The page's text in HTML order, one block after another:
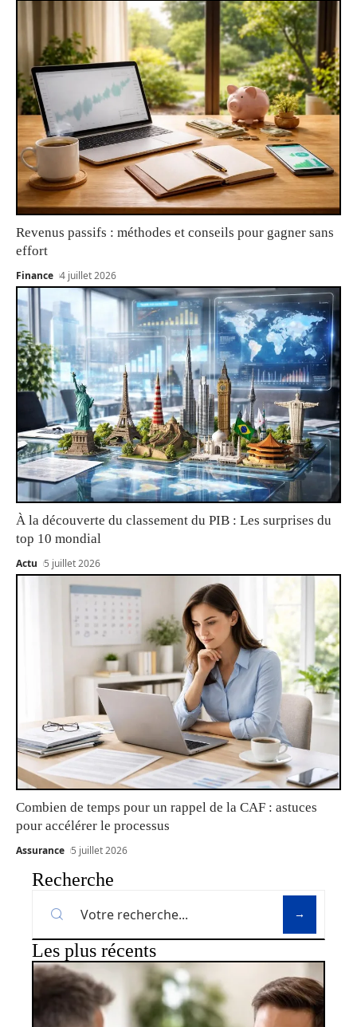
Revenus passifs : méthodes et conseils pour gagner sans
effort
Finance 4 juillet 2026
À la découverte du classement du PIB : Les surprises du
top 10 mondial
Actu 5 juillet 2026
Combien de temps pour un rappel de la CAF : astuces
pour accélérer le processus
Assurance 5 juillet 2026
Recherche
Les plus récents